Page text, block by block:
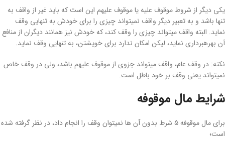
یکی دیگر از شروط موقوف­ علیه یا موقوف ­علیهم این است که باید غیر از واقف به
تنها باشد و به ­تعبیر دیگر واقف نمی­تواند چیزی را برای خودش به تنهایی وقف
نماید. البته واقف می­تواند چیزی را وقف کند، که خودش نیز همانند دیگران از منافع
آن بهره­برداری نماید، لیکن امکان ندارد برای خویشتن، به­ تنهایی وقف نماید.
نکته: در وقف عام، واقف می­تواند جزوی از موقوف علیهم باشد، ولی در وقف خاص
نمی­تواند یعنی وقف بر خود باطل است.
شرایط مال موقوفه
برای مال موقوفه 5 شرط بدون آن­ ها نمی­توان وقف را انجام داد، در نظر گرفته شده
است؛